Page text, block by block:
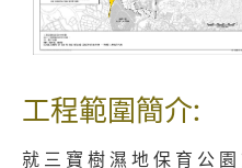
工程範圍簡介:
就 三 寶 樹 濕 地 保 育 公